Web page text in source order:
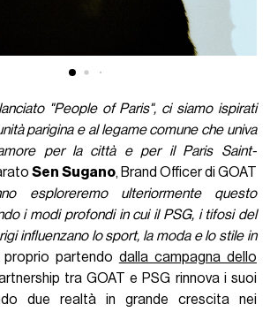
"People of Paris", ci siamo ispirati
parigina e al legame comune che univa
per la città e per il Paris Saint-
Sen Sugano, Brand Officer di GOAT
esploreremo ulteriormente questo
i modi profondi in cui il PSG, i tifosi del
influenzano lo sport, la moda e lo stile in
proprio partendo dalla campagna dello
tra GOAT e PSG rinnova i suoi
due realtà in grande crescita nei